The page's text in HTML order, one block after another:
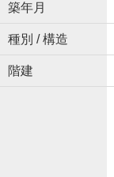
築年月
種別 / 構造
階建